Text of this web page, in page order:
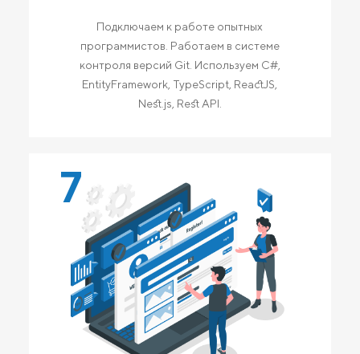
Подключаем к работе опытных
программистов. Работаем в системе
контроля версий Git. Используем C#,
EntityFramework, TypeScript, ReactJS,
Nest.js, Rest API.
7